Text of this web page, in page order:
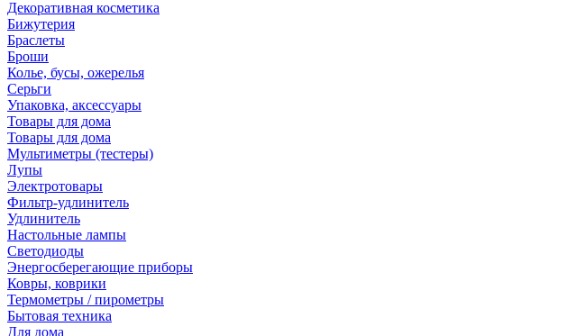
Декоративная косметика
Бижутерия
Браслеты
Броши
Колье, бусы, ожерелья
Серьги
Упаковка, аксессуары
Товары для дома
Товары для дома
Мультиметры (тестеры)
Лупы
Электротовары
Фильтр-удлинитель
Удлинитель
Настольные лампы
Светодиоды
Энергосберегающие приборы
Ковры, коврики
Термометры / пирометры
Бытовая техника
Для дома